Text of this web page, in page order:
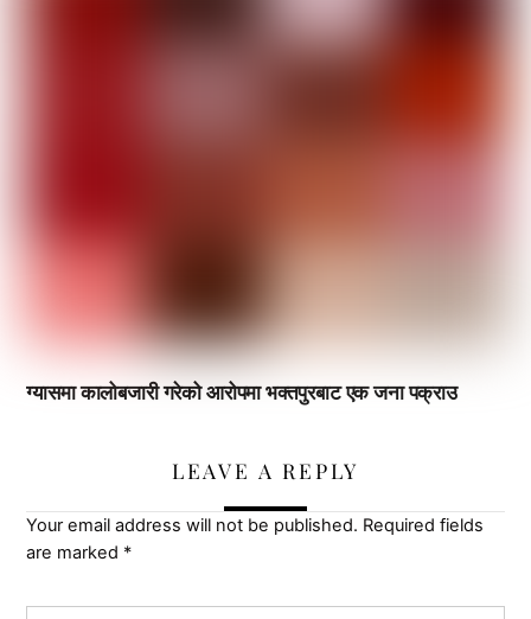
ग्यासमा कालोबजारी गरेको आरोपमा भक्तपुरबाट एक जना पक्राउ
LEAVE A REPLY
Your email address will not be published. Required fields
are marked *